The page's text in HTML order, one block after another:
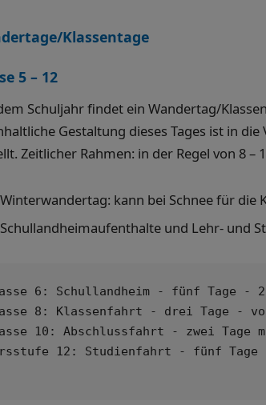
Klassentage
5 – 12
Schuljahr findet ein Wandertag/
Gestaltung dieses Tages ist in
Zeitlicher Rahmen: in der Regel von 8 –
Winterwandertag: kann bei Schnee für die
Schullandheimaufenthalte und Lehr- und
6: Schullandheim - fünf Tage - 2.
8: Klassenfahrt - drei Tage -
10: Abschlussfahrt - zwei Tage
12: Studienfahrt - fünf Tage -